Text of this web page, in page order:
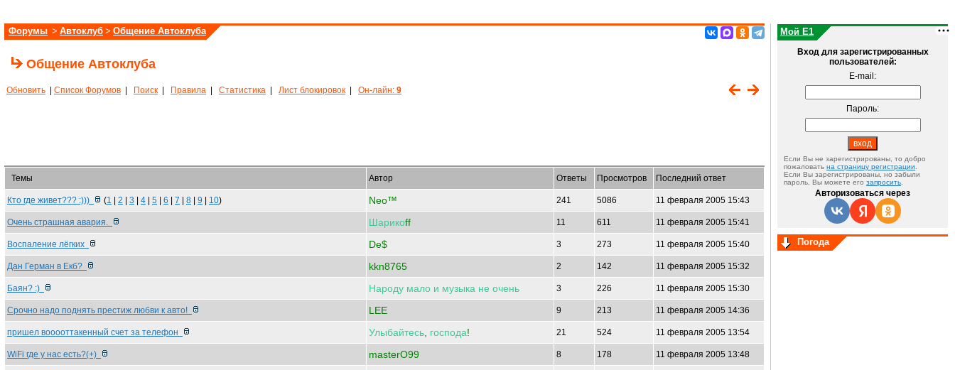
Форумы > Автоклуб > Общение Автоклуба
Общение Автоклуба
Обновить Список Форумов Поиск Правила Статистика Лист блокировок Он-лайн: 9
Темы Автор Ответы Просмотров Последний ответ
Кто где живет??? :))) (1 2 3 4 5 6 7 8 9 10) Neo™ 241 5086 11 февраля 2005 15:43
Очень страшная авария. Шарикоff 11 611 11 февраля 2005 15:41
Воспаление лёгких De$ 3 273 11 февраля 2005 15:40
Дан Герман в Екб? kkn8765 2 142 11 февраля 2005 15:32
Баян? :) Народу мало и музыка не очень 3 226 11 февраля 2005 15:30
Срочно надо поднять престиж любви к авто! LEE 9 213 11 февраля 2005 14:36
пришел вооооттакенный счет за телефон Улыбайтесь господа! 21 524 11 февраля 2005 13:54
WiFi где у нас есть?(+) masterO99 8 178 11 февраля 2005 13:48
Мой E1
Вход для зарегистрированных
пользователей:
E-mail:
Пароль:
Если Вы не зарегистрированы, то добро
пожаловать на страницу регистрации
Если Вы зарегистрированы, но забыли
пароль, Вы можете его запросить
Авторизоваться через
Погода